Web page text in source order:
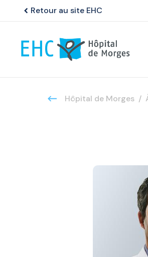
chevron_left Retour au site EHC
Hôpital de Morges